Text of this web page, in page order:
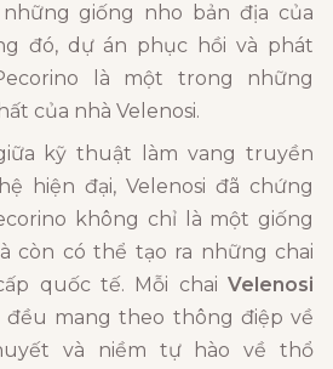
giống nho bản địa của
đó, dự án phục hồi và phát
là một trong những
của nhà Velenosi.
kỹ thuật làm vang truyền
hiện đại, Velenosi đã chứng
không chỉ là một giống
còn có thể tạo ra những chai
quốc tế. Mỗi chai Velenosi
đều mang theo thông điệp về
và niềm tự hào về thổ